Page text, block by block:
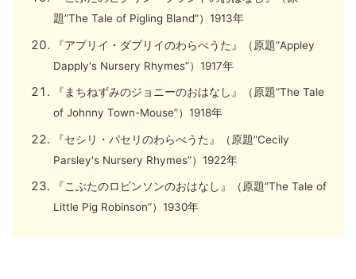
題”The Tale of Pigling Bland”）1913年
『アプリイ・ダプリイのわらべうた』（原題”Appley
Dapply's Nursery Rhymes”）1917年
『まちねずみのジョニーのおはなし』（原題”The Tale
of Johnny Town-Mouse”）1918年
『セシリ・パセリのわらべうた』（原題”Cecily
Parsley's Nursery Rhymes”）1922年
『こぶたのロビンソンのおはなし』（原題”The Tale of
Little Pig Robinson”）1930年